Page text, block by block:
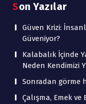
Son Yazılar
Güven Krizi:
Güveniyor?
Kalabalık İçinde
Neden Kendimizi
Sonradan görme
Çalışma, Emek ve